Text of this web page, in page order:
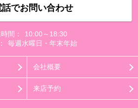
話でお問い合わせ
間：
10:00～18:30
毎週水曜日・年末年始
会社概要
来店予約